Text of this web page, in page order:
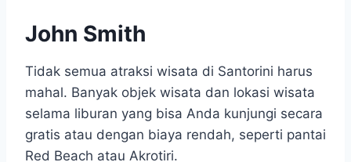
John Smith
Tidak semua atraksi wisata di Santorini harus
mahal. Banyak objek wisata dan lokasi wisata
selama liburan yang bisa Anda kunjungi secara
gratis atau dengan biaya rendah, seperti pantai
Red Beach atau Akrotiri.